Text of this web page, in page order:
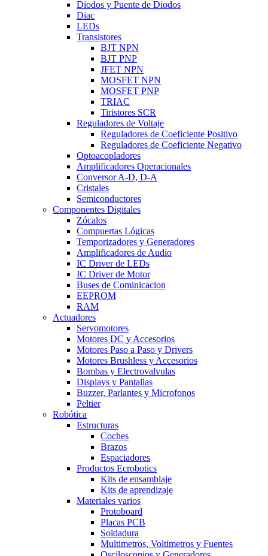
Diodos y Puente de Diodos
Diac
LEDs
Transistores
BJT NPN
BJT PNP
JFET NPN
MOSFET NPN
MOSFET PNP
TRIAC
Tiristores SCR
Reguladores de Voltaje
Reguladores de Coeficiente Positivo
Reguladores de Coeficiente Negativo
Optoacopladores
Amplificadores Operacionales
Conversor A-D, D-A
Cristales
Semiconductores
Componentes Digitales
Zócalos
Compuertas Lógicas
Temporizadores y Generadores
Amplificadores de Audio
IC Driver de LEDs
IC Driver de Motor
Buses de Cominicacion
EEPROM
RAM
Actuadores
Servomotores
Motores DC y Accesorios
Motores Paso a Paso y Drivers
Motores Brushless y Accesorios
Bombas y Electrovalvulas
Displays y Pantallas
Buzzer, Parlantes y Microfonos
Peltier
Robótica
Estructuras
Coches
Brazos
Espaciadores
Productos Ecrobotics
Kits de ensamblaje
Kits de aprendizaje
Materiales varios
Protoboard
Placas PCB
Soldadura
Multimetros, Voltimetros y Fuentes